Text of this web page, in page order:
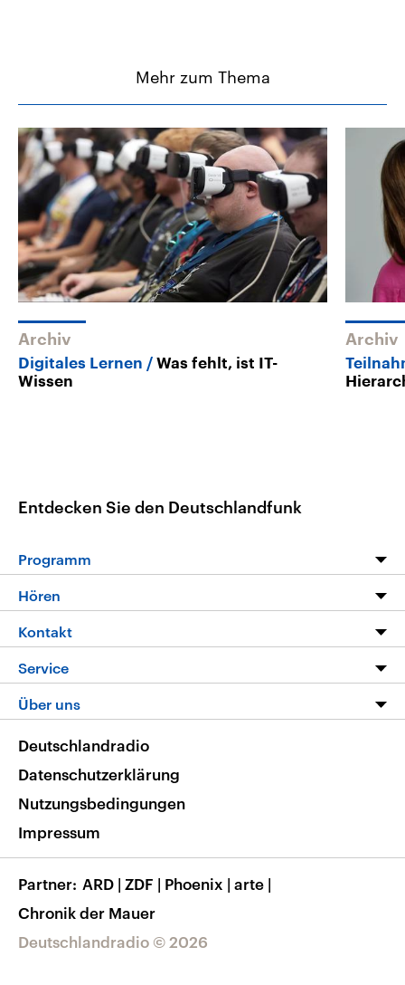
Mehr zum Thema
Archiv
Digitales Lernen
Was fehlt, ist IT-
Wissen
Archiv
Entdecken Sie den Deutschlandfunk
Programm
Programm
Die Nachrichten
Nachrichtenleicht
Neue Beiträge auf dlf.de
Hören
Livestream
Podcasts
Deutschlandfunk App
Nachrichten App
Frequenzen
Kontakt
Hörerservice
Service
FAQ
Veranstaltungen
Musikliste
RSS
Über uns
Barrierefreiheit
Deutschlandradio © 2026
Deutschlandradio
Datenschutzerklärung
Nutzungsbedingungen
Impressum
Partner ARD | ZDF | Phoenix | arte |
Chronik der Mauer